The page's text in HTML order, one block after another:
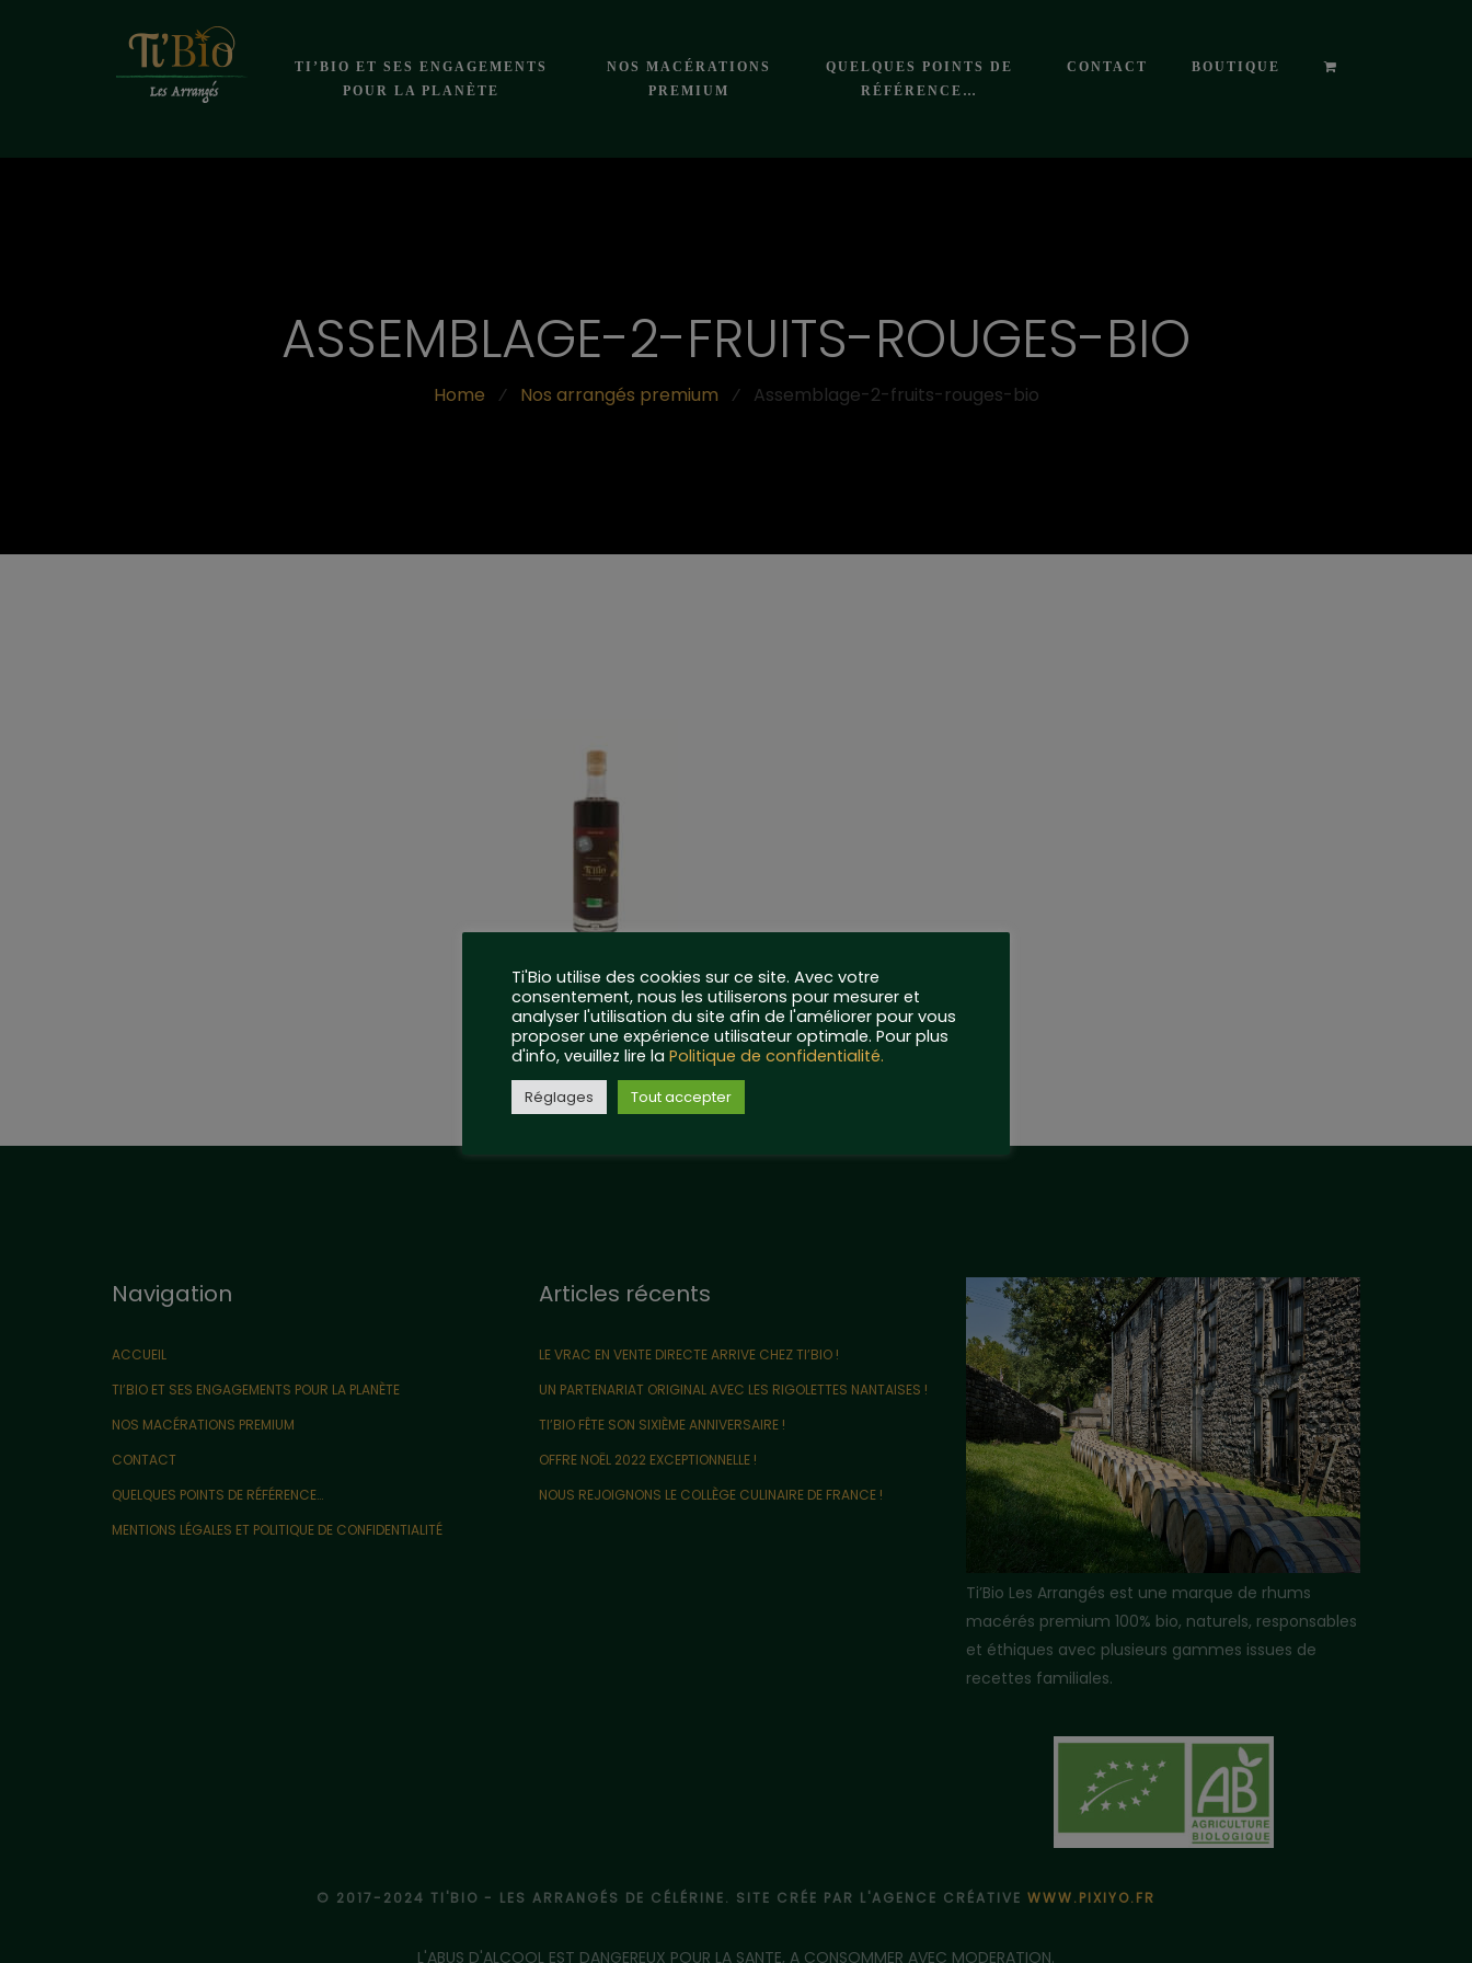
TI’BIO ET SES ENGAGEMENTS
POUR LA PLANÈTE
NOS MACÉRATIONS
PREMIUM
QUELQUES POINTS DE
RÉFÉRENCE…
CONTACT BOUTIQUE
ASSEMBLAGE-2-FRUITS-ROUGES-BIO
Home ⁄ Nos arrangés premium ⁄ Assemblage-2-fruits-rouges-bio
Navigation
ACCUEIL
TI’BIO ET SES ENGAGEMENTS POUR LA PLANÈTE
NOS MACÉRATIONS PREMIUM
CONTACT
QUELQUES POINTS DE RÉFÉRENCE…
MENTIONS LÉGALES ET POLITIQUE DE CONFIDENTIALITÉ
Articles récents
LE VRAC EN VENTE DIRECTE ARRIVE CHEZ TI’BIO !
UN PARTENARIAT ORIGINAL AVEC LES RIGOLETTES NANTAISES !
TI’BIO FÊTE SON SIXIÈME ANNIVERSAIRE !
OFFRE NOËL 2022 EXCEPTIONNELLE !
NOUS REJOIGNONS LE COLLÈGE CULINAIRE DE FRANCE !
Ti’Bio Les Arrangés est une marque de rhums
macérés premium 100% bio, naturels, responsables
et éthiques avec plusieurs gammes issues de
recettes familiales.
© 2017-2024 TI'BIO - LES ARRANGÉS DE CÉLÉRINE. SITE CRÉE PAR L'AGENCE CRÉATIVE WWW.PIXIYO.FR
L'ABUS D'ALCOOL EST DANGEREUX POUR LA SANTE, A CONSOMMER AVEC MODERATION.
Ti'Bio utilise des cookies sur ce site. Avec votre
consentement, nous les utiliserons pour mesurer et
analyser l'utilisation du site afin de l'améliorer pour vous
proposer une expérience utilisateur optimale. Pour plus
d'info, veuillez lire la Politique de confidentialité.
Réglages Tout accepter